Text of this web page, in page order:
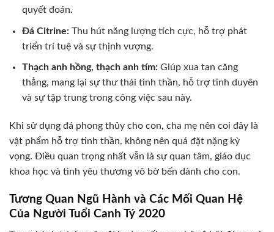
quyết đoán.
Đá Citrine:Thu hút năng lượng tích cực, hỗ trợ phát
triển trí tuệ và sự thịnh vượng.
Thạch anh hồng, thạch anh tím:Giúp xua tan căng
thẳng, mang lại sự thư thái tinh thần, hỗ trợ tình duyên
và sự tập trung trong công việc sau này.
Khi sử dụng đá phong thủy cho con, cha mẹ nên coi đây là
vật phẩm hỗ trợ tinh thần, không nên quá đặt nặng kỳ
vọng. Điều quan trọng nhất vẫn là sự quan tâm, giáo dục
khoa học và tình yêu thương vô bờ bến dành cho con.
Tương Quan Ngũ Hành và Các Mối Quan Hệ
Của Người Tuổi Canh Tý 2020